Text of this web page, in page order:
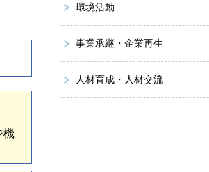
機
環境活動
事業承継・企業再生
人材育成・人材交流